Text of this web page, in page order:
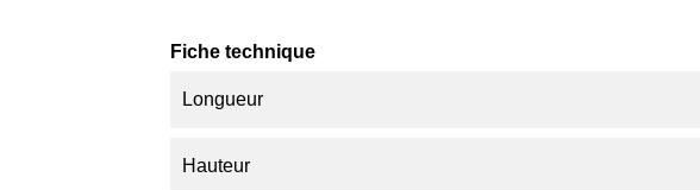
Fiche technique
Longueur
Hauteur